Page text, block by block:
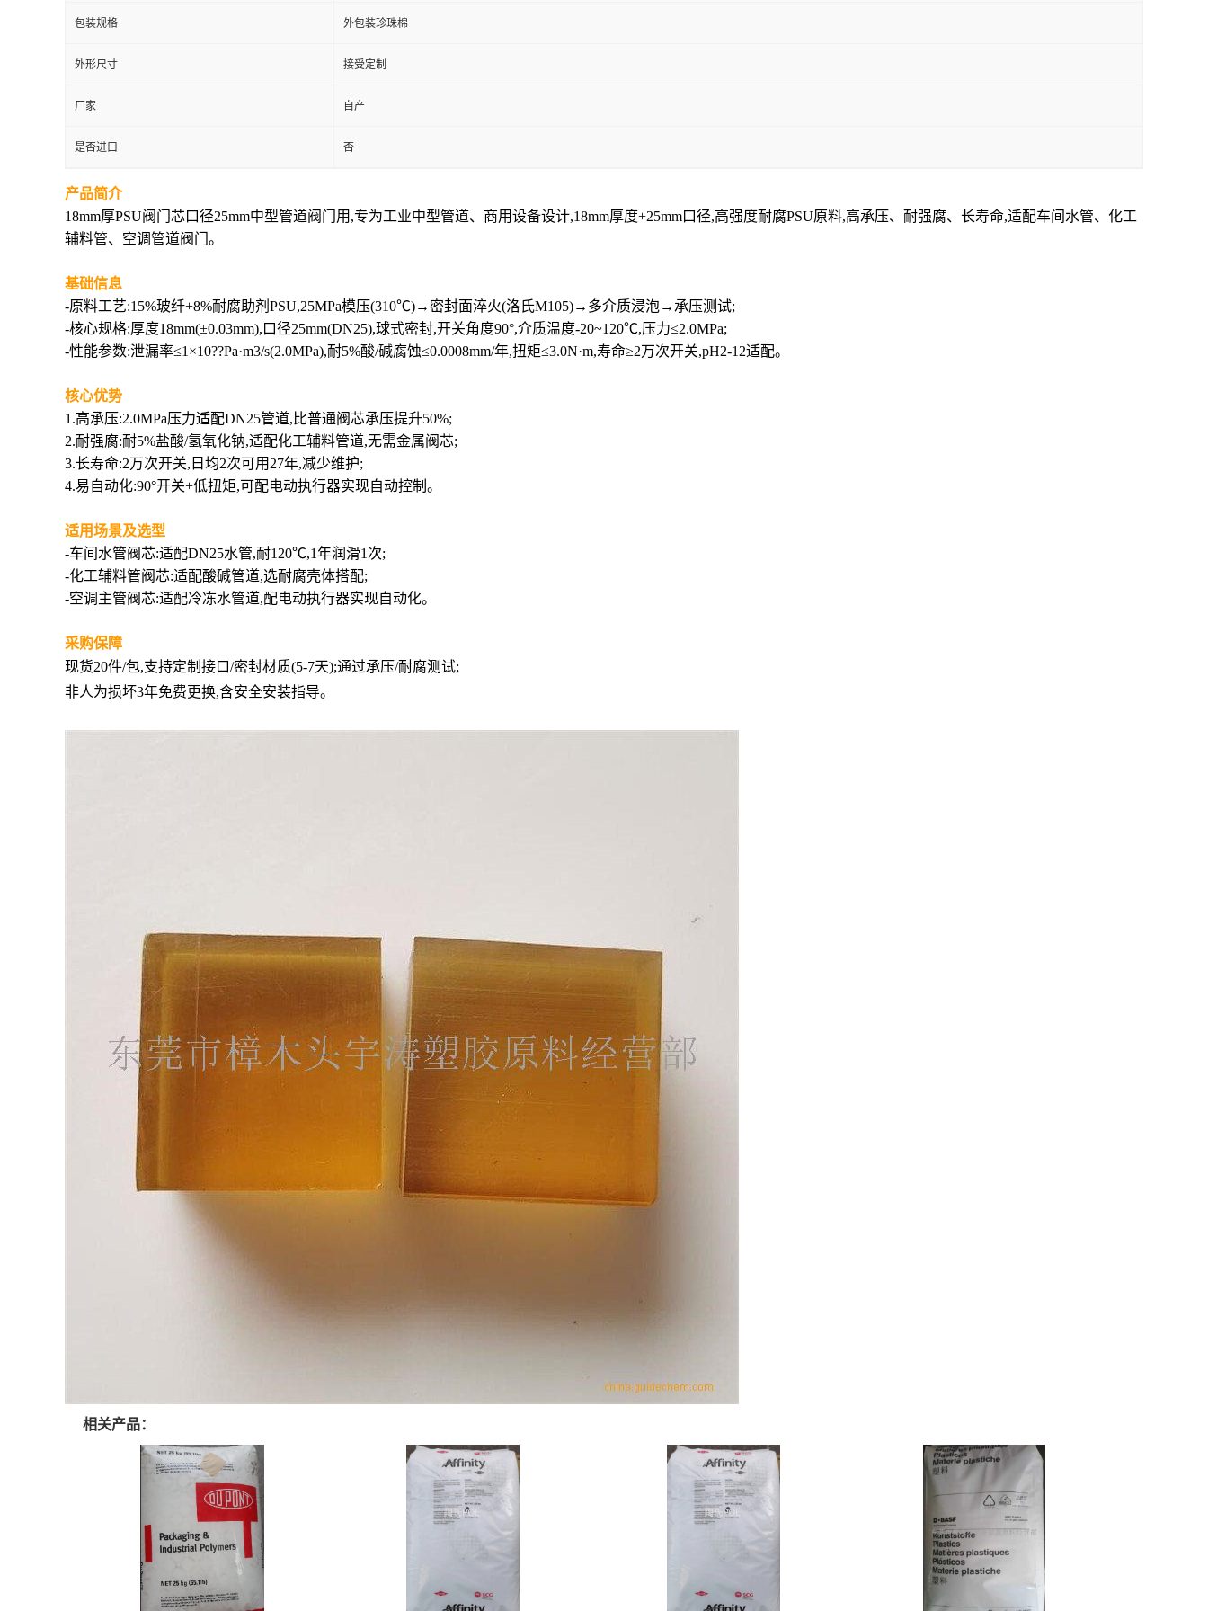
包装规格 外包装珍珠棉
外形尺寸 接受定制
厂家 自产
是否进口 否
产品简介
18mm厚PSU阀门芯口径25mm中型管道阀门用,专为工业中型管道、商用设备设计,18mm厚度+25mm口径,高强度耐腐PSU原料,高承压、耐强腐、长寿命,适配车间水管、化工
辅料管、空调管道阀门。
基础信息
-原料工艺:15%玻纤+8%耐腐助剂PSU,25MPa模压(310℃)→密封面淬火(洛氏M105)→多介质浸泡→承压测试;
-核心规格:厚度18mm(±0.03mm),口径25mm(DN25),球式密封,开关角度90°,介质温度-20~120℃,压力≤2.0MPa;
-性能参数:泄漏率≤1×10??Pa·m3/s(2.0MPa),耐5%酸/碱腐蚀≤0.0008mm/年,扭矩≤3.0N·m,寿命≥2万次开关,pH2-12适配。
核心优势
1.高承压:2.0MPa压力适配DN25管道,比普通阀芯承压提升50%;
2.耐强腐:耐5%盐酸/氢氧化钠,适配化工辅料管道,无需金属阀芯;
3.长寿命:2万次开关,日均2次可用27年,减少维护;
4.易自动化:90°开关+低扭矩,可配电动执行器实现自动控制。
适用场景及选型
-车间水管阀芯:适配DN25水管,耐120℃,1年润滑1次;
-化工辅料管阀芯:适配酸碱管道,选耐腐壳体搭配;
-空调主管阀芯:适配冷冻水管道,配电动执行器实现自动化。
采购保障
现货20件/包,支持定制接口/密封材质(5-7天);通过承压/耐腐测试;
非人为损坏3年免费更换,含安全安装指导。
相关产品：